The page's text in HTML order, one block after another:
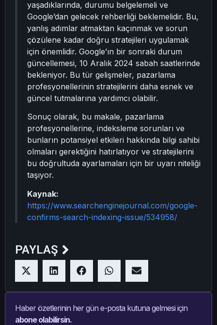
yaşadıklarında, durumu belgelemeli ve
Google’dan gelecek rehberliği beklemelidir. Bu,
yanlış adımlar atmaktan kaçınmak ve sorun
çözülene kadar doğru stratejileri uygulamak
için önemlidir. Google’ın bir sonraki durum
güncellemesi, 10 Aralık 2024 sabah saatlerinde
bekleniyor. Bu tür gelişmeler, pazarlama
profesyonellerinin stratejilerini daha esnek ve
güncel tutmalarına yardımcı olabilir.
Sonuç olarak, bu makale, pazarlama
profesyonellerine, indeksleme sorunları ve
bunların potansiyel etkileri hakkında bilgi sahibi
olmaları gerektiğini hatırlatıyor ve stratejilerini
bu doğrultuda ayarlamaları için bir uyarı niteliği
taşıyor.
Kaynak:
https://www.searchenginejournal.com/google-
confirms-search-indexing-issue/534958/
PAYLAŞ
Haber özetlerinin her gün e-posta kutuna gelmesi için
abone olabilirsin.